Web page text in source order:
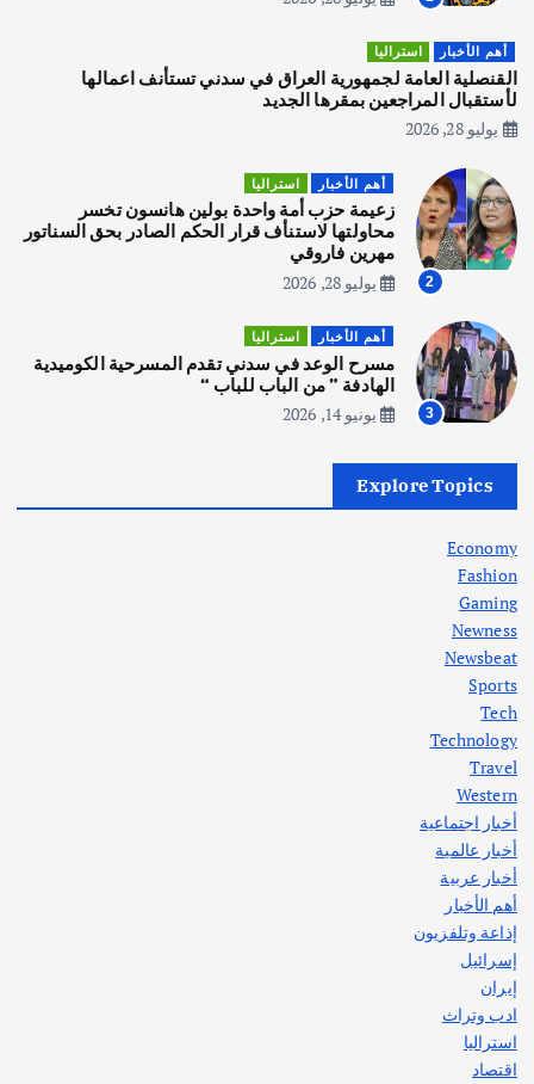
3
يوليو 30, 2026
4
المقبل
يوليو 28, 2026
أهم الأخبار ثقافة وفنون
انطلاق ورشة التمثيل في مدينة كلباء الاماراتية
أغسطس 5, 2026
في جذور المشكلة وحلولها المستدامة
أهم الأخبار
اختتام ورشة السينوغرافيا في مدينة كلباء الاماراتية
أغسطس 3, 2026
أهم الأخبار استراليا
القنصلية العامة لجمهورية العراق في سدني تستأنف اعمالها
لأستقبال المراجعين بمقرها الجديد
يوليو 28, 2026
2
أهم الأخبار استراليا
زعيمة حزب أمة واحدة بولين هانسون تخسر
محاولتها لاستنأف قرار الحكم الصادر بحق السناتور
مهرين فاروقي
يوليو 28, 2026
3
أهم الأخبار استراليا
مسرح الوعد في سدني تقدم المسرحية الكوميدية
الهادفة ” من الباب للباب “
يونيو 14, 2026
Explore Topics
Economy
Fashion
Gaming
Newness
Newsbeat
Sports
Tech
Technology
Travel
Western
أخبار اجتماعية
أخبار عالمية
أخبار عربية
أهم الأخبار
إذاعة وتلفزيون
إسرائيل
إيران
ادب وتراث
استراليا
اقتصاد